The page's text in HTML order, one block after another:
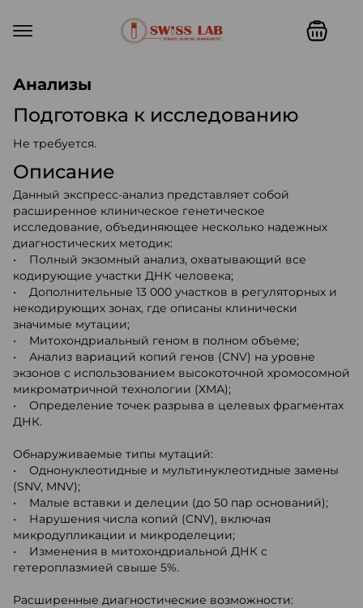
Анализы
Подготовка к исследованию
Не требуется.
Описание
Данный экспресс-анализ представляет собой
расширенное клиническое генетическое
исследование, объединяющее несколько надежных
диагностических методик:
• Полный экзомный анализ, охватывающий все
кодирующие участки ДНК человека;
• Дополнительные 13 000 участков в регуляторных и
некодирующих зонах, где описаны клинически
значимые мутации;
• Митохондриальный геном в полном объеме;
• Анализ вариаций копий генов (CNV) на уровне
экзонов с использованием высокоточной хромосомной
микроматричной технологии (ХМА);
• Определение точек разрыва в целевых фрагментах
ДНК.
Обнаруживаемые типы мутаций:
• Однонуклеотидные и мультинуклеотидные замены
(SNV, MNV);
• Малые вставки и делеции (до 50 пар оснований);
• Нарушения числа копий (CNV), включая
микродупликации и микроделеции;
• Изменения в митохондриальной ДНК с
гетероплазмией свыше 5%.
Расширенные диагностические возможности: